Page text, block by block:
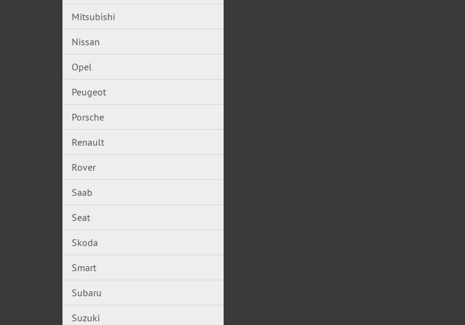
Mitsubishi
Nissan
Opel
Peugeot
Porsche
Renault
Rover
Saab
Seat
Skoda
Smart
Subaru
Suzuki